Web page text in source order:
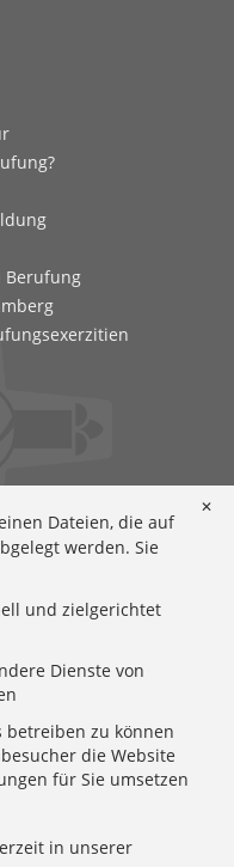
Berufung
Eine Anleitung
Wards Spiritualität
im Überblick
Weg nach Rom
- CJ
✕
Dateien, die auf
werden. Sie
und zielgerichtet
Dienste von
betreiben zu können
die Website
für Sie umsetzen
in unserer